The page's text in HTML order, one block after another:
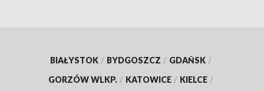
BIAŁYSTOK / BYDGOSZCZ / GDAŃSK /
GORZÓW WLKP. / KATOWICE / KIELCE /